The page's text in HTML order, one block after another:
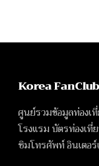
Korea
ศูนย์รวมข้อมูลท่องเ
โรงแรม บัตรท่องเที่
ซิมโทรศัพท์ อินเตอ